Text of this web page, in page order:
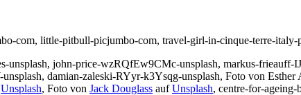
com, little-pitbull-picjumbo-com, travel-girl-in-cinque-terre-italy-
john-price-wzRQfEw9CMc-unsplash, markus-
damian-zaleski-RYyr-k3Ysqg-unsplash, Foto von Esther
Unsplash, Foto von Jack Douglass aufUnsplash, centre-for-